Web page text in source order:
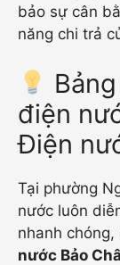
bảo sự cân
năng chi trả
điện
Điện
Tại phường
nước luôn
nhanh
nước Bảo